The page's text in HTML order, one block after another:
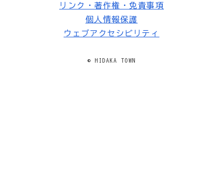
リンク・著作権・免責事項
個人情報保護
ウェブアクセシビリティ
© HIDAKA TOWN